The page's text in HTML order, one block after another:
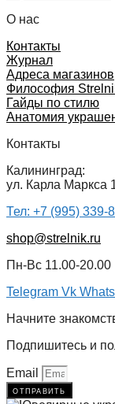
О нас
Контакты
Журнал
Адреса магазинов
Философия
Гайды по стилю
Анатомия
Контакты
Калининград:
ул. Карла Маркса
Тел: +7 (995) 339-
shop@strelnik.ru
Пн-Вс 11.00-20.00
Telegram Vk
Начните
Подпишитесь и
Email
отправить